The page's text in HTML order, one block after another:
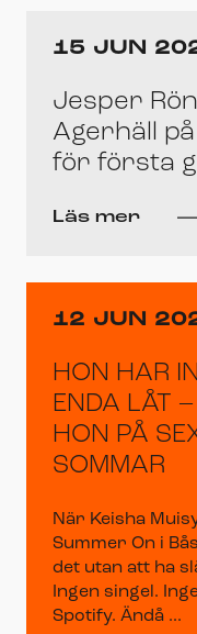
15 JUN
Jesper
Agerhäll
för första
Läs mer
12 JUN
HON HAR
ENDA LÅT
HON PÅ
SOMMAR
När Keisha
Summer On i
det utan att ha
Ingen singel.
Spotify. Ändå ...